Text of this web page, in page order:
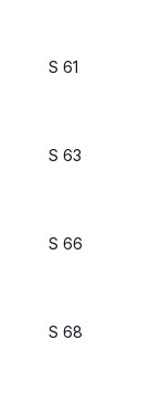
S 61
S 63
S 66
S 68